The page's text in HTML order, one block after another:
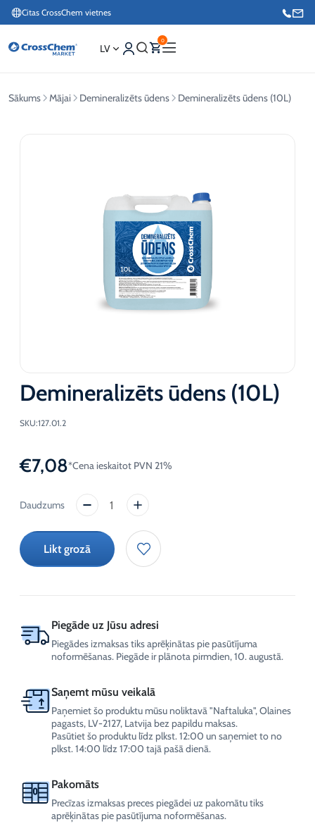
Citas CrossChem vietnes
Interneta veikals / Mārketings
LV
0
Sākums Mājai Demineralizēts ūdens Demineralizēts ūdens (10L)
Demineralizēts ūdens (10L)
SKU:127.01.2
€7,08*Cena ieskaitot PVN 21%
Demineralizēts
(10L)
daudzumsLikt grozā
Piegāde uz Jūsu adresi
Piegādes izmaksas tiks aprēķinātas pie pasūtījuma
noformēšanas. Piegāde ir plānota pirmdien, 10. augustā.
Saņemt mūsu veikalā
Paņemiet šo produktu mūsu noliktavā "Naftaluka", Olaines
pagasts, LV-2127, Latvija bez papildu maksas.
Pasūtiet šo produktu līdz plkst. 12:00 un saņemiet to no
plkst. 14:00 līdz 17:00 tajā pašā dienā.
Pakomāts
Precīzas izmaksas preces piegādei uz pakomātu tiks
aprēķinātas pie pasūtījuma noformēšanas.